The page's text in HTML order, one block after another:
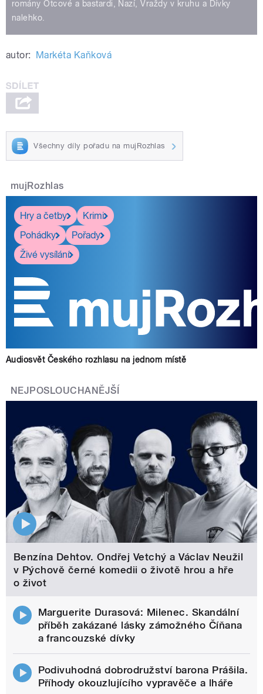
romány Otcové a bastardi, Nazí, Vraždy v kruhu a Dívky
nalehko.
autor: Markéta Kaňková
Všechny díly pořadu na mujRozhlas
mujRozhlas
Hry a četby
Krimi
Pohádky
Pořady
Živé vysílání
Audiosvět Českého rozhlasu na jednom místě
NEJPOSLOUCHANĚJŠÍ
Benzína Dehtov. Ondřej Vetchý a Václav Neužil
v Pýchově černé komedii o životě hrou a hře
o život
Marguerite Durasová: Milenec. Skandální
příběh zakázané lásky zámožného Číňana
a francouzské dívky
Podivuhodná dobrodružství barona Prášila.
Příhody okouzlujícího vypravěče a lháře